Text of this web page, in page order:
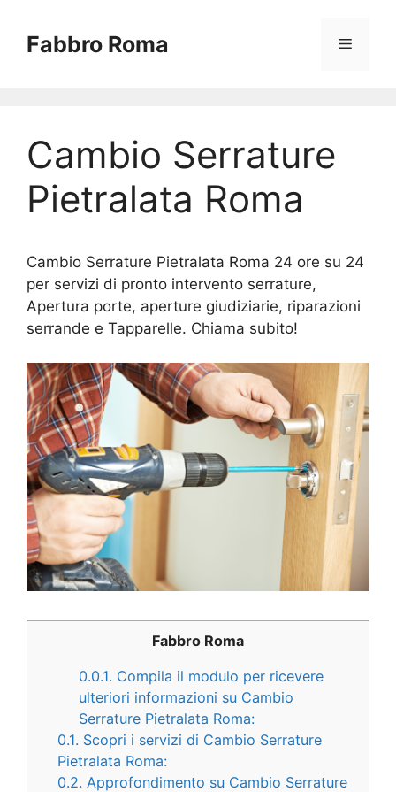
contenuto
Fabbro Roma Menu
Cambio Serrature
Pietralata Roma
Cambio Serrature Pietralata Roma 24 ore su 24
per servizi di pronto intervento serrature,
Apertura porte, aperture giudiziarie, riparazioni
serrande e Tapparelle. Chiama subito!
Fabbro Roma
0.0.1. Compila il modulo per ricevere
ulteriori informazioni su Cambio
Serrature Pietralata Roma:
0.1. Scopri i servizi di Cambio Serrature
Pietralata Roma:
0.2. Approfondimento su Cambio Serrature